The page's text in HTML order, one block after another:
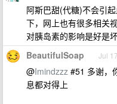
阿斯巴甜(代糖)不会引
下，网上也有很多相关视
对胰岛素的影响是好是
BeautifulSoap Jul
@Imindzzz #51 多谢，
息都对得上